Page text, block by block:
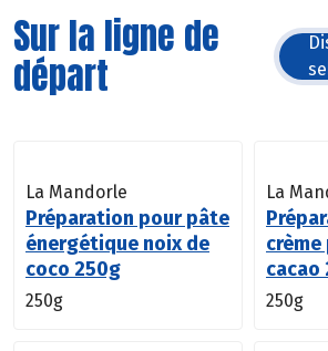
Sur la ligne de
départ
La Mandorle
Préparation pour pâte
énergétique noix de
coco 250g
250g
La
cacao
250g